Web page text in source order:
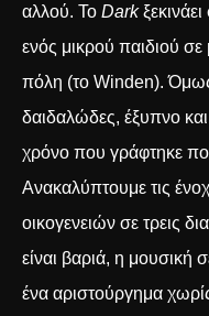
αλλού. Το Dark
ενός μικρού παιδιού
πόλη (το Winden).
δαιδαλώδες, έξυπνο
χρόνο που γράφτηκε
Ανακαλύπτουμε τις
οικογενειών σε τρεις
είναι βαριά, η μουσική
ένα αριστούργημα